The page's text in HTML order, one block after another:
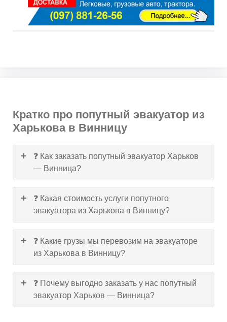
Кратко про попутный эвакуатор из
Харькова в Винницу
❓ Как заказать попутный эвакуатор Харьков
— Винница?
❓ Какая стоимость услуги попутного
эвакуатора из Харькова в Винницу?
❓ Какие грузы мы перевозим на эвакуаторе
из Харькова в Винницу?
❓ Почему выгодно заказать у нас попутный
эвакуатор Харьков — Винница?